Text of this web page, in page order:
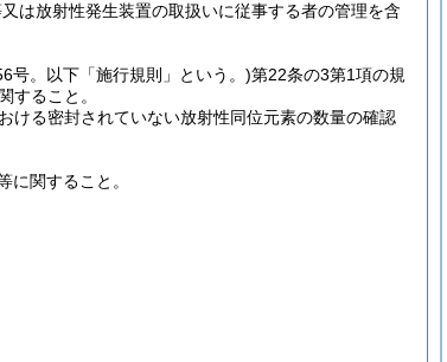
は放射性発生装置の取扱いに従事する者の管理を含
号。以下「施行規則」という。)第22条の3第1項の規
すること。
ける密封されていない放射性同位元素の数量の確認
関すること。